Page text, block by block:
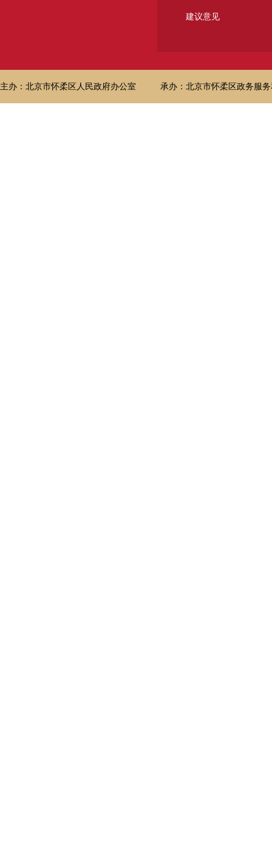
建议意见
主办：北京市怀柔区人民政府办公室 承办：北京市怀柔区政务服